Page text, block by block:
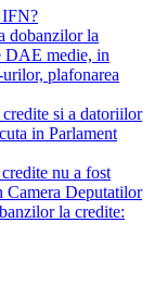
IFN?
dobanzilor la
DAE medie, in
plafonarea
si a datoriilor
in Parlament
nu a fost
Camera Deputatilor
la credite: